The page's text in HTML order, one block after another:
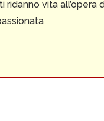
ridanno vita all’opera